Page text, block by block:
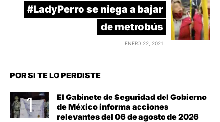
#LadyPerro se niega a bajar
de metrobús
ENERO 22, 2021
POR SI TE LO PERDISTE
El Gabinete de Seguridad del Gobierno
de México informa acciones
relevantes del 06 de agosto de 2026